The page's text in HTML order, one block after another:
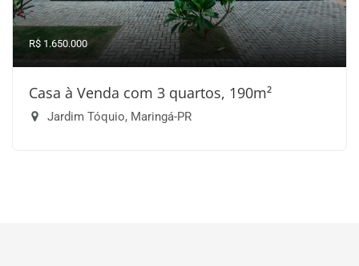
R$ 1.650.000
Casa à Venda com 3 quartos, 190m²
Jardim Tóquio, Maringá-PR